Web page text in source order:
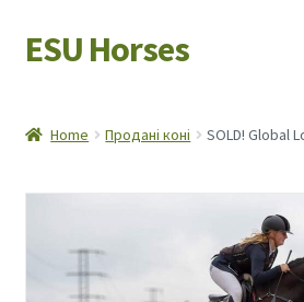
Skip
to
Skip
to
ESU Horses
My account
Home Продані коні SOLD! Global